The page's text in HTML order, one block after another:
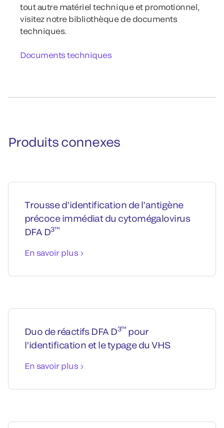
tout autre matériel technique et promotionnel,
visitez notre bibliothèque de documents
techniques.
Documents techniques
Produits connexes
Trousse d’identification de l’antigène
précoce immédiat du cytomégalovirus
DFA D3™
En savoir plus
Duo de réactifs DFA D3™ pour
l’identification et le typage du VHS
En savoir plus